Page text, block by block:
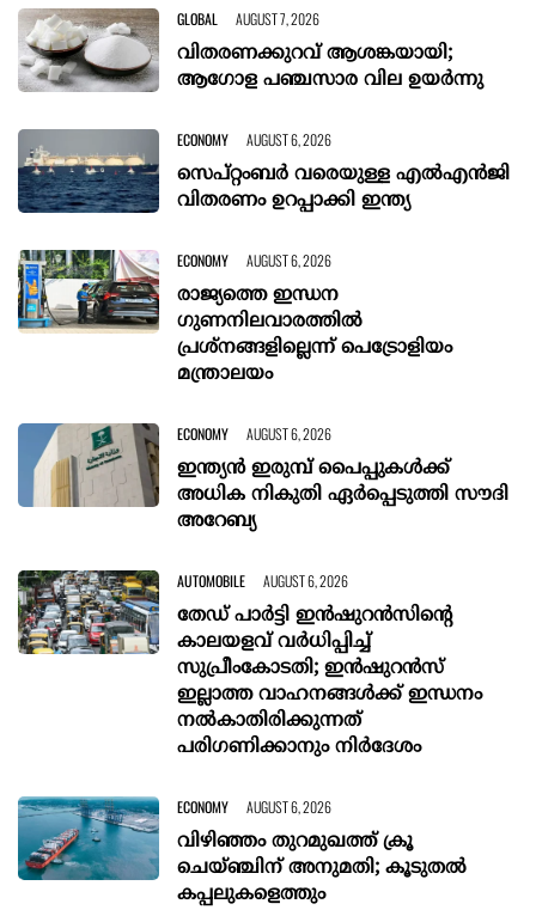
GLOBAL AUGUST 7, 2026
വിതരണക്കുറവ് ആശങ്കയായി;
ആഗോള പഞ്ചസാര വില ഉയര്‍ന്നു
ECONOMY AUGUST 6, 2026
സെപ്റ്റംബർ വരെയുള്ള എൽഎൻജി
വിതരണം ഉറപ്പാക്കി ഇന്ത്യ
ECONOMY AUGUST 6, 2026
രാജ്യത്തെ ഇന്ധന
ഗുണനിലവാരത്തില്‍
പ്രശ്‌നങ്ങളില്ലെന്ന് പെട്രോളിയം
മന്ത്രാലയം
ECONOMY AUGUST 6, 2026
ഇന്ത്യൻ ഇരുമ്പ് പൈപ്പുകൾക്ക്
അധിക നികുതി ഏർപ്പെടുത്തി സൗദി
അറേബ്യ
AUTOMOBILE AUGUST 6, 2026
തേഡ് പാർട്ടി ഇൻഷുറൻസിന്റെ
കാലയളവ് വർധിപ്പിച്ച്
സുപ്രീംകോടതി; ഇൻഷുറൻസ്
ഇല്ലാത്ത വാഹനങ്ങൾക്ക് ഇന്ധനം
നൽകാതിരിക്കുന്നത്
പരിഗണിക്കാനും നിർദേശം
ECONOMY AUGUST 6, 2026
വിഴിഞ്ഞം തുറമുഖത്ത് ക്രൂ
ചെയ്ഞ്ചിന് അനുമതി; കൂടുതൽ
കപ്പലുകളെത്തും